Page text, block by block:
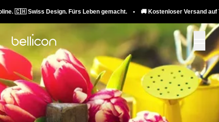
Design. Fürs Leben gemacht. • 🚚 Kostenloser Versand auf